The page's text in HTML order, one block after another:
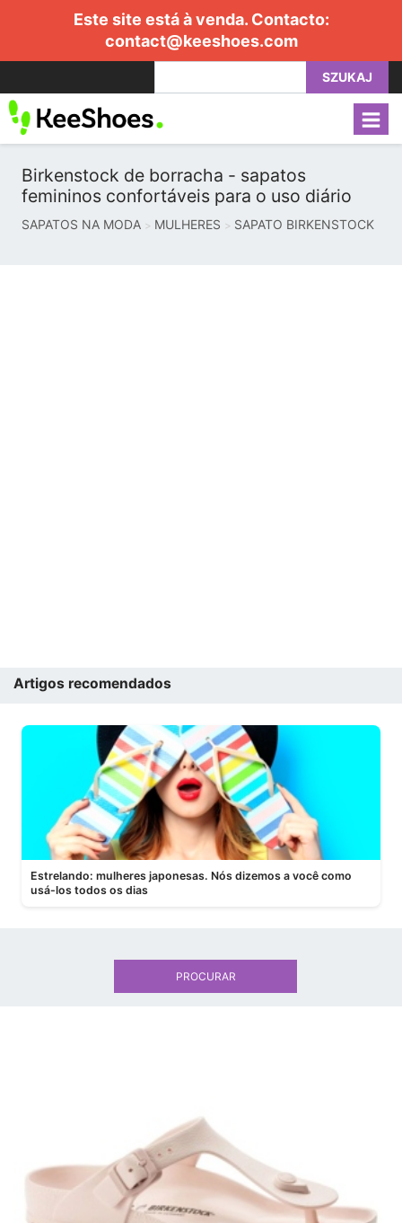
Este site está à venda. Contacto:
contact@keeshoes.com
SZUKAJ
Birkenstock de borracha - sapatos
femininos confortáveis ​​para o uso diário
SAPATOS NA MODA MULHERES SAPATO BIRKENSTOCK
Artigos recomendados
Estrelando: mulheres japonesas. Nós dizemos a você como
usá-los todos os dias
PROCURAR